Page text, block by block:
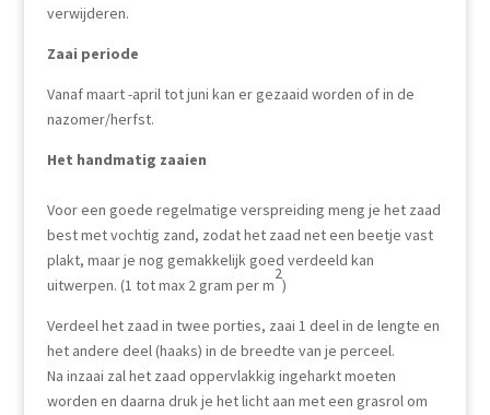
verwijderen.
Zaai periode
Vanaf maart -april tot juni kan er gezaaid worden of in de
nazomer/herfst.
Het handmatig zaaien
Voor een goede regelmatige verspreiding meng je het zaad
best met vochtig zand, zodat het zaad net een beetje vast
plakt, maar je nog gemakkelijk goed verdeeld kan
uitwerpen. (1 tot max 2 gram per m
2
)
Verdeel het zaad in twee porties, zaai 1 deel in de lengte en
het andere deel (haaks) in de breedte van je perceel.
Na inzaai zal het zaad oppervlakkig ingeharkt moeten
worden en daarna druk je het licht aan met een grasrol om